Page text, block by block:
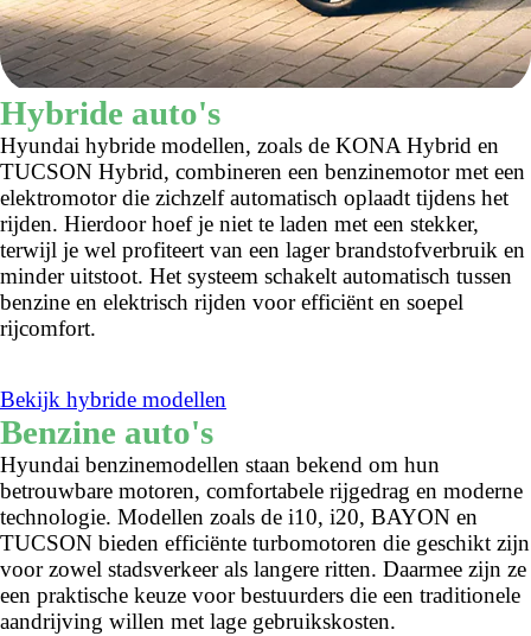
Hybride auto's
Hyundai hybride modellen, zoals de KONA Hybrid en
TUCSON Hybrid, combineren een benzinemotor met een
elektromotor die zichzelf automatisch oplaadt tijdens het
rijden. Hierdoor hoef je niet te laden met een stekker,
terwijl je wel profiteert van een lager brandstofverbruik en
minder uitstoot. Het systeem schakelt automatisch tussen
benzine en elektrisch rijden voor efficiënt en soepel
rijcomfort.
Bekijk hybride modellen
Benzine auto's
Hyundai benzinemodellen staan bekend om hun
betrouwbare motoren, comfortabele rijgedrag en moderne
technologie. Modellen zoals de i10, i20, BAYON en
TUCSON bieden efficiënte turbomotoren die geschikt zijn
voor zowel stadsverkeer als langere ritten. Daarmee zijn ze
een praktische keuze voor bestuurders die een traditionele
aandrijving willen met lage gebruikskosten.